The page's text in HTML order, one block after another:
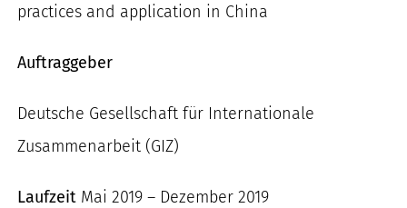
PUBLIKATIONEN
nach:
practices and application in China
Auftraggeber
Deutsche Gesellschaft für Internationale
Zusammenarbeit (GIZ)
Laufzeit Mai 2019 – Dezember 2019